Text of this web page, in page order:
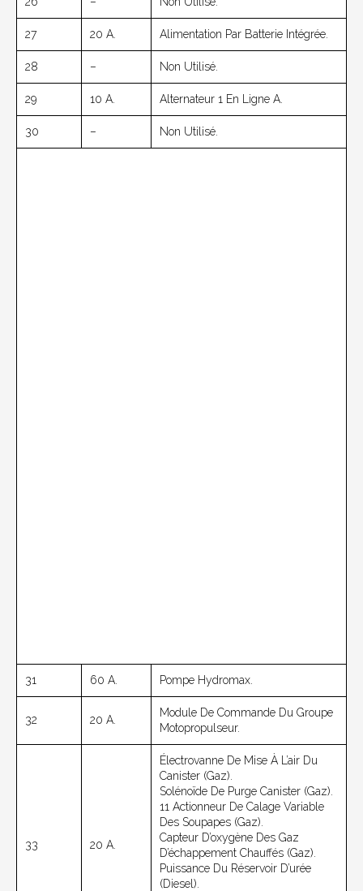
27 20 A. Alimentation Par Batterie Intégrée.
28 – Non Utilisé.
29 10 A. Alternateur 1 En Ligne A.
30 – Non Utilisé.
31 60 A. Pompe Hydromax.
32 20 A.
Module De Commande Du Groupe
Motopropulseur.
33 20 A.
Électrovanne De Mise À L’air Du
Canister (gaz).
Solénoïde De Purge Canister (gaz).
11 Actionneur De Calage Variable
Des Soupapes (gaz).
Capteur D’oxygène Des Gaz
D’échappement Chauffés (gaz).
Puissance Du Réservoir D’urée
(diesel).